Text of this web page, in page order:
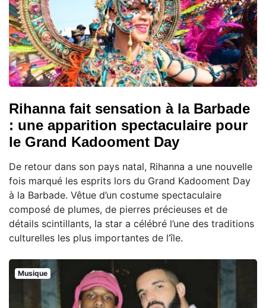
Rihanna fait sensation à la Barbade
: une apparition spectaculaire pour
le Grand Kadooment Day
De retour dans son pays natal, Rihanna a une nouvelle
fois marqué les esprits lors du Grand Kadooment Day
à la Barbade. Vêtue d’un costume spectaculaire
composé de plumes, de pierres précieuses et de
détails scintillants, la star a célébré l’une des traditions
culturelles les plus importantes de l’île.
Musique